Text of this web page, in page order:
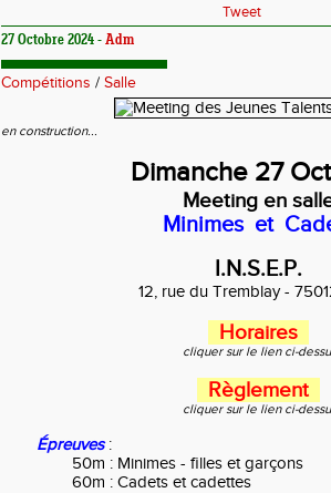
Tweet
27 Octobre 2024 - Adm
Compétitions / Salle
en construction...
Dimanche 27
Meeting en
Minimes et
I.N.S.E.P.
12, rue du Tremblay -
Horaires
cliquer sur le lien ci-
Règlement
cliquer sur le lien ci-
Épreuves:
50m : Minimes - filles et garçons
60m : Cadets et cadettes